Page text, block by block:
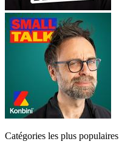
Catégories les plus populaires